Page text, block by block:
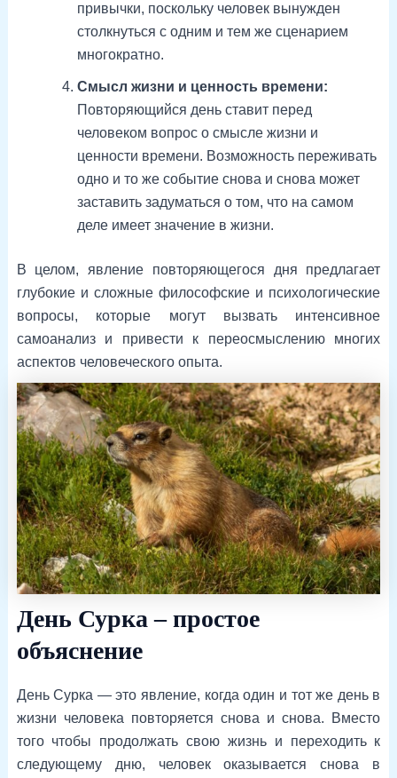
привычки, поскольку человек вынужден
столкнуться с одним и тем же сценарием
многократно.
Смысл жизни и ценность времени:
Повторяющийся день ставит перед
человеком вопрос о смысле жизни и
ценности времени. Возможность переживать
одно и то же событие снова и снова может
заставить задуматься о том, что на самом
деле имеет значение в жизни.
В целом, явление повторяющегося дня предлагает
глубокие и сложные философские и психологические
вопросы, которые могут вызвать интенсивное
самоанализ и привести к переосмыслению многих
аспектов человеческого опыта.
День Сурка – простое
объяснение
День Сурка — это явление, когда один и тот же день в
жизни человека повторяется снова и снова. Вместо
того чтобы продолжать свою жизнь и переходить к
следующему дню, человек оказывается снова в